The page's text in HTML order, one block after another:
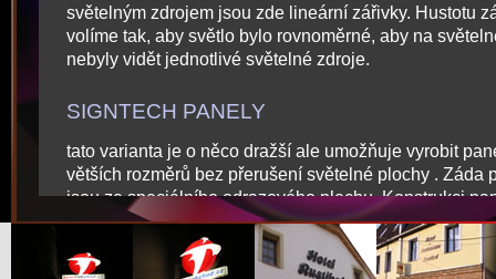
světelným zdrojem jsou zde lineární zářivky. Hustotu
volíme tak, aby světlo bylo rovnoměrné, aby na
nebyly vidět jednotlivé světelné zdroje.
SIGNTECH PANELY
tato varianta je o něco dražší ale umožňuje vyrobit
větších rozměrů bez přerušení světelné plochy . Záda
jsou ze speciálního odrazového plechu. Konstrukci
hliníkový rám s výztuhami , do něhož je vypnuta
Vinyl dobře rozkládá bodové světlo na celou plochu.
tak šetřit světelné zdroje. Nejčastějším světelným